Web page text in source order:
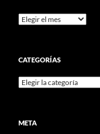
Archivos
CATEGORÍAS
Categorías
META